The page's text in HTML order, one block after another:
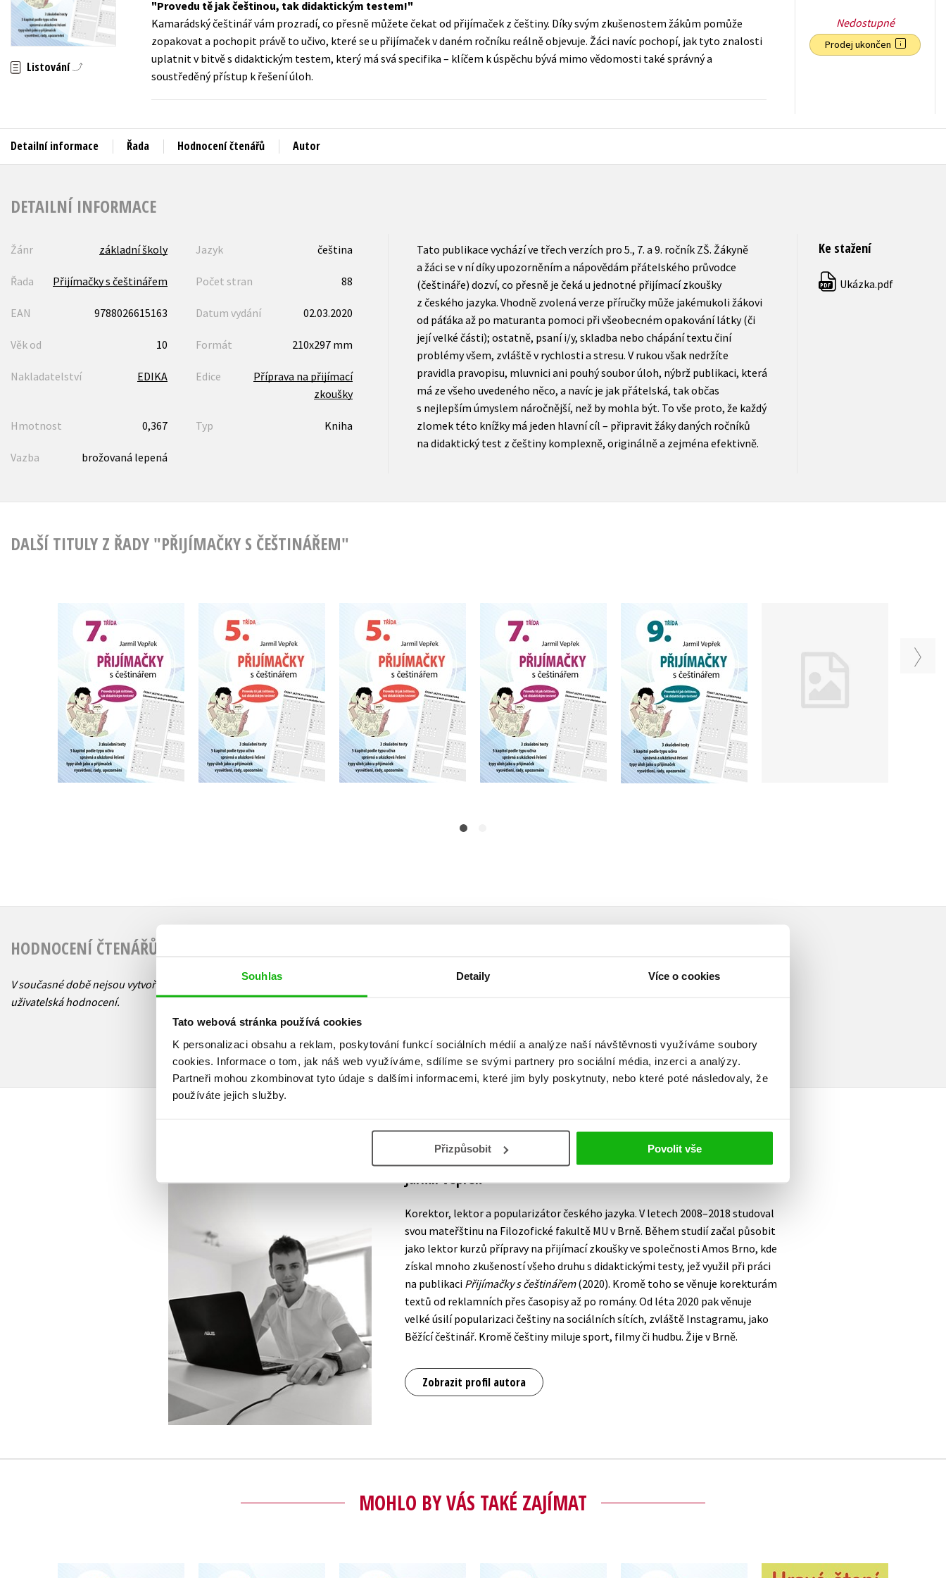
Souhlas Detaily Více o cookies
Tato webová stránka používá cookies
K personalizaci obsahu a reklam, poskytování funkcí sociálních médií a analýze naší návštěvnosti využíváme soubory
cookies. Informace o tom, jak náš web využíváme, sdílíme se svými partnery pro sociální média, inzerci a analýzy.
Partneři mohou zkombinovat tyto údaje s dalšími informacemi, které jim byly poskytnuty, nebo které poté následovaly, že
používáte jejich služby.
Přizpůsobit Povolit vše
Auto - moto
Beletrie pro děti
Jazyky
Kalendáře
Kariéra a osobní rozvoj
Populárně - naučná pro dospělé
Populárně - naučné pro děti
Předškoláci
Young adult (SK)
Zahraniční literatura
Všechny tituly
Listování
Provedu tě jak češtinou, tak didaktickým testem!
Kamarádský češtinář vám prozradí, co přesně můžete čekat od přijímaček z češtiny. Díky svým zkušenostem žákům pomůže
zopakovat a pochopit právě to učivo, které se u přijímaček v daném ročníku reálně objevuje. Žáci navíc pochopí, jak tyto znalosti
uplatnit v bitvě s didaktickým testem, který má svá specifika – klíčem k úspěchu bývá mimo vědomosti také správný a
soustředěný přístup k řešení úloh.
Nedostupné
Prodej ukončen
Detailní informace Řada Hodnocení čtenářů Autor
DETAILNÍ INFORMACE
Žánr základní školy Jazyk čeština
Řada Přijímačky s češtinářem Počet stran 88
EAN 9788026615163 Datum vydání 02.03.2020
Věk od 10 Formát 210x297 mm
Nakladatelství EDIKA Edice
Příprava na přijímací
zkoušky
Hmotnost 0,367 Typ Kniha
Vazba brožovaná lepená
Tato publikace vychází ve třech verzích pro 5., 7. a 9. ročník ZŠ. Žákyně
a žáci se v ní díky upozorněním a nápovědám přátelského průvodce
(češtináře) dozví, co přesně je čeká u jednotné přijímací zkoušky
z českého jazyka. Vhodně zvolená verze příručky může jakémukoli žákovi
od páťáka až po maturanta pomoci při všeobecném opakování látky (či
její velké části); ostatně, psaní i/y, skladba nebo chápání textu činí
problémy všem, zvláště v rychlosti a stresu. V rukou však nedržíte
pravidla pravopisu, mluvnici ani pouhý soubor úloh, nýbrž publikaci, která
má ze všeho uvedeného něco, a navíc je jak přátelská, tak občas
s nejlepším úmyslem náročnější, než by mohla být. To vše proto, že každý
zlomek této knížky má jeden hlavní cíl – připravit žáky daných ročníků
na didaktický test z češtiny komplexně, originálně a zejména efektivně.
Ke stažení
PDF Ukázka.pdf
DALŠÍ TITULY Z ŘADY "PŘIJÍMAČKY S ČEŠTINÁŘEM"
Přijímačky s
češtinářem – 7. třída
Jarmil Vepřek
Do košíku
229 Kč
183 Kč
Přijímačky s
češtinářem – 5. třída
Jarmil Vepřek
Do košíku
229 Kč
183 Kč
Přijímačky s
češtinářem – 5. třída
Jarmil Vepřek
Do košíku
219 Kč
175 Kč
Přijímačky s
češtinářem – 7. třída
Jarmil Vepřek
Do košíku
219 Kč
175 Kč
Přijímačky s
češtinářem – 9. třída
Jarmil Vepřek
Do košíku
199 Kč
159 Kč
Jarmil Vepřek
HODNOCENÍ ČTENÁŘŮ
V současné době nejsou vytvořena žádná
uživatelská hodnocení.
Přihlásit
Jarmil Vepřek
Korektor, lektor a popularizátor českého jazyka. V letech 2008–2018 studoval
svou mateřštinu na Filozofické fakultě MU v Brně. Během studií začal působit
jako lektor kurzů přípravy na přijímací zkoušky ve společnosti Amos Brno, kde
získal mnoho zkušeností všeho druhu s didaktickými testy, jež využil při práci
na publikaci Přijímačky s češtinářem(2020). Kromě toho se věnuje korekturám
textů od reklamních přes časopisy až po romány. Od léta 2020 pak věnuje
velké úsilí popularizaci češtiny na sociálních sítích, zvláště Instagramu, jako
Běžící češtinář. Kromě češtiny miluje sport, filmy či hudbu. Žije v Brně.
Zobrazit profil autora
MOHLO BY VÁS TAKÉ ZAJÍMAT